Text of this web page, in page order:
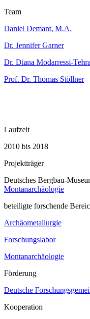
Team
Daniel Demant, M.A.
Dr. Jennifer Garner
Dr. Diana Modarressi-
Prof. Dr. Thomas Stöllner
Laufzeit
2010 bis 2018
Projektträger
Deutsches Bergbau-
Montanarchäologie
beteiligte forschende
Archäometallurgie
Forschungslabor
Montanarchäologie
Förderung
Deutsche
Kooperation